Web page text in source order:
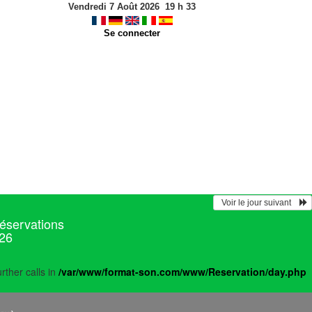
Vendredi 7 Août 2026 19 h 33
Se connecter
  Voir le jour suivant
calls in /var/www/format-son.com/www/Reservation/day.php